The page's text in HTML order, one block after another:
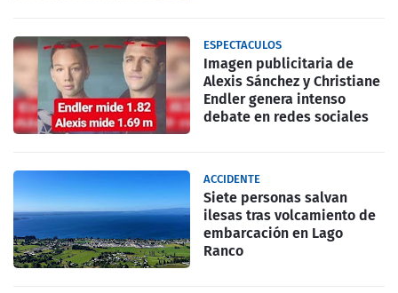
ESPECTACULOS
Imagen publicitaria de
Alexis Sánchez y Christiane
Endler genera intenso
debate en redes sociales
ACCIDENTE
Siete personas salvan
ilesas tras volcamiento de
embarcación en Lago
Ranco